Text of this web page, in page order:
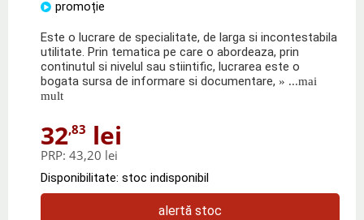
promoție
Este o lucrare de specialitate, de larga si incontestabila
utilitate. Prin tematica pe care o abordeaza, prin
continutul si nivelul sau stiintific, lucrarea este o
bogata sursa de informare si documentare, » ...mai
mult
32,83 lei
PRP: 43,20 lei
Disponibilitate: stoc indisponibil
alertă stoc